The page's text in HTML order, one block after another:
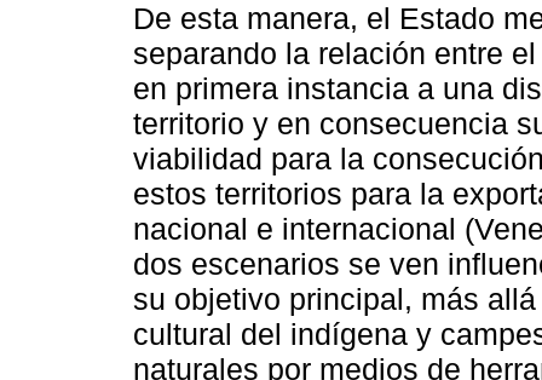
De esta manera, el Estado
separando la relación entre
en primera instancia a una
territorio y en consecuencia
viabilidad para la
estos territorios para la
nacional e internacional
dos escenarios se ven
su objetivo principal, más
cultural del indígena y
naturales por medios de